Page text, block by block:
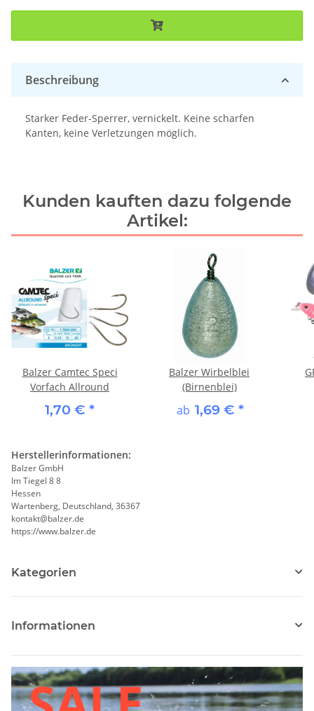
Beschreibung
Starker Feder-Sperrer, vernickelt. Keine scharfen
Kanten, keine Verletzungen möglich.
Kunden kauften dazu folgende
Artikel:
Balzer Camtec Speci
Vorfach Allround
1,70 € *
Balzer Wirbelblei
(Birnenblei)
ab 1,69 € *
Herstellerinformationen:
Balzer GmbH
Im Tiegel 8 8
Hessen
Wartenberg, Deutschland, 36367
kontakt@balzer.de
https://www.balzer.de
Kategorien
Informationen